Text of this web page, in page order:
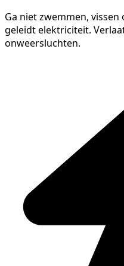
Ga niet zwemmen,
geleidt elektriciteit.
onweersluchten.